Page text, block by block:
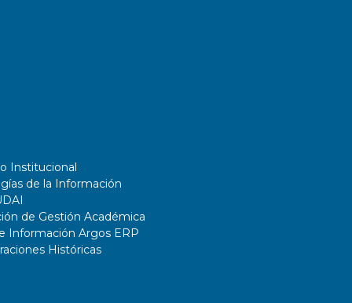
Institucional
de la Información
de Gestión Académica
Información Argos ERP
Históricas